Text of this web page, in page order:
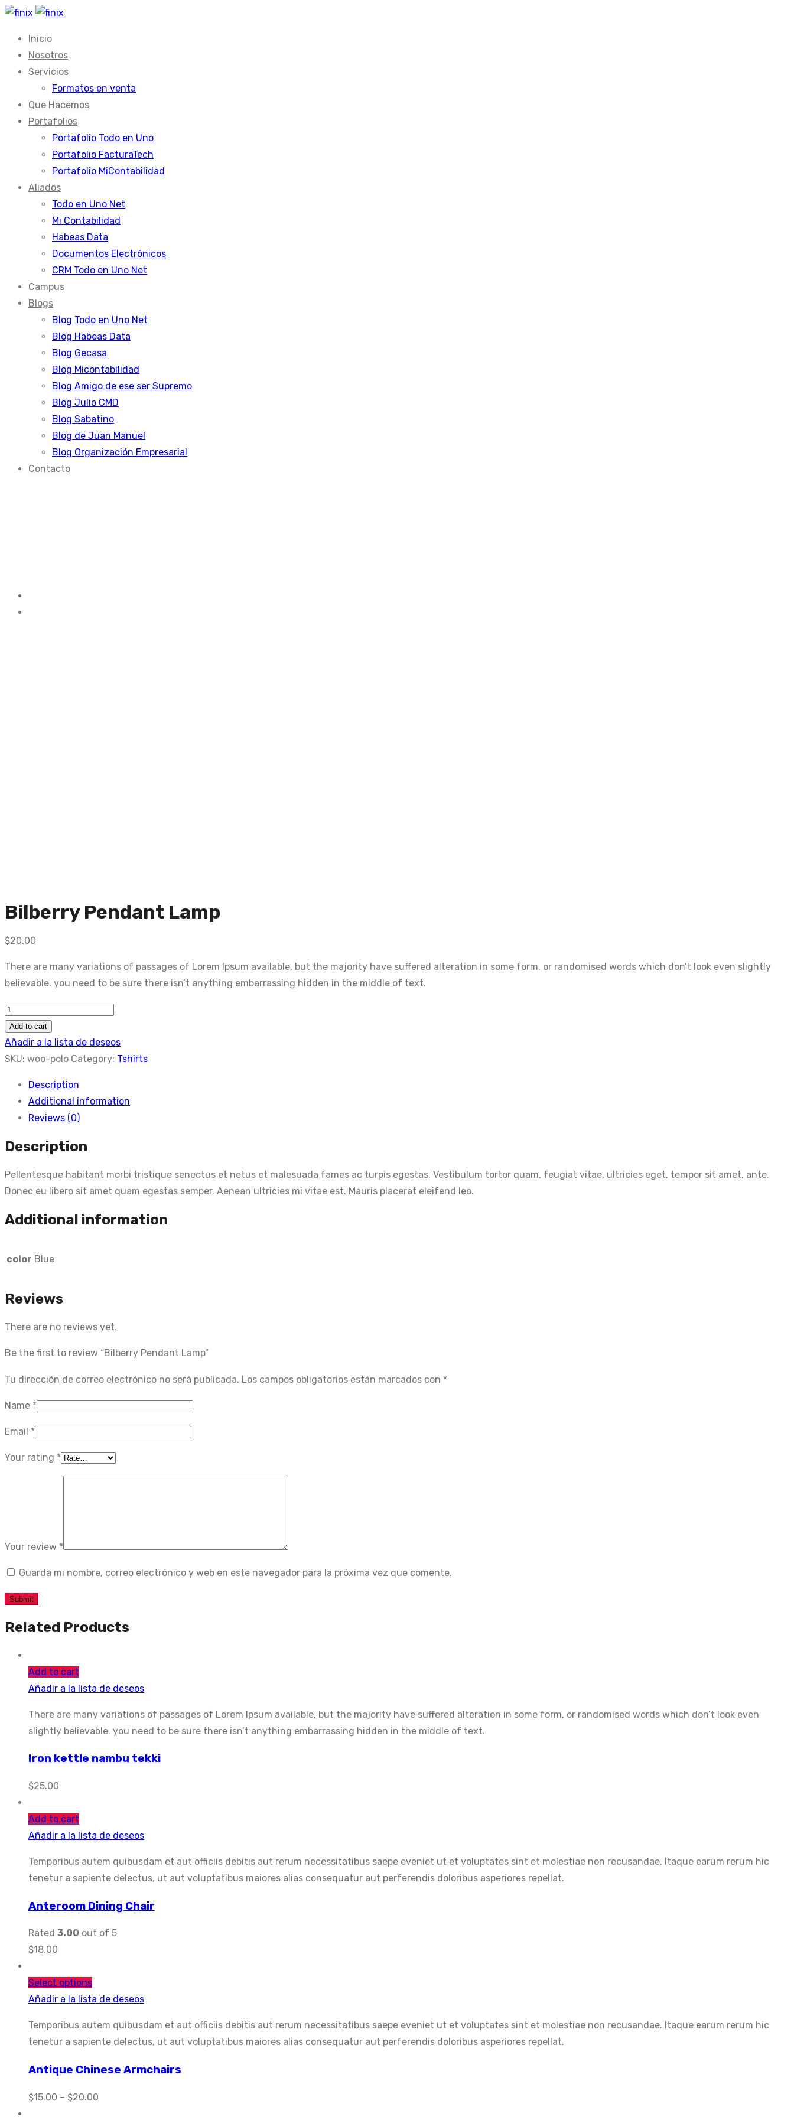
Inicio
Nosotros
Servicios
Formatos en venta
Que Hacemos
Portafolios
Portafolio Todo en Uno
Portafolio FacturaTech
Portafolio MiContabilidad
Aliados
Todo en Uno Net
Mi Contabilidad
Habeas Data
Documentos Electrónicos
CRM Todo en Uno Net
Campus
Blogs
Blog Todo en Uno Net
Blog Habeas Data
Blog Gecasa
Blog Micontabilidad
Blog Amigo de ese ser Supremo
Blog Julio CMD
Blog Sabatino
Blog de Juan Manuel
Blog Organización Empresarial
Contacto
Bilberry Pendant Lamp
$20.00
There are many variations of passages of Lorem Ipsum available, but the majority have suffered alteration in some form, or randomised words which don’t look even slightly
believable. you need to be sure there isn’t anything embarrassing hidden in the middle of text.
Bilberry
Pendant
Lamp
quantity
Add to cart
Añadir a la lista de deseos
SKU: woo-polo Category: Tshirts
Description
Additional information
Reviews (0)
Description
Pellentesque habitant morbi tristique senectus et netus et malesuada fames ac turpis egestas. Vestibulum tortor quam, feugiat vitae, ultricies eget, tempor sit amet, ante.
Donec eu libero sit amet quam egestas semper. Aenean ultricies mi vitae est. Mauris placerat eleifend leo.
Additional information
color Blue
Reviews
There are no reviews yet.
Be the first to review “Bilberry Pendant Lamp”
Tu dirección de correo electrónico no será publicada. Los campos obligatorios están marcados con *
Name *
Email *
Your rating *
Your review *
Guarda mi nombre, correo electrónico y web en este navegador para la próxima vez que comente.
Related Products
Add to cart
Añadir a la lista de deseos
There are many variations of passages of Lorem Ipsum available, but the majority have suffered alteration in some form, or randomised words which don’t look even
slightly believable. you need to be sure there isn’t anything embarrassing hidden in the middle of text.
Iron kettle nambu tekki
$25.00
Add to cart
Añadir a la lista de deseos
Temporibus autem quibusdam et aut officiis debitis aut rerum necessitatibus saepe eveniet ut et voluptates sint et molestiae non recusandae. Itaque earum rerum hic
tenetur a sapiente delectus, ut aut voluptatibus maiores alias consequatur aut perferendis doloribus asperiores repellat.
Anteroom Dining Chair
Rated 3.00 out of 5
$18.00
Select options
Añadir a la lista de deseos
Temporibus autem quibusdam et aut officiis debitis aut rerum necessitatibus saepe eveniet ut et voluptates sint et molestiae non recusandae. Itaque earum rerum hic
tenetur a sapiente delectus, ut aut voluptatibus maiores alias consequatur aut perferendis doloribus asperiores repellat.
Antique Chinese Armchairs
$15.00 – $20.00